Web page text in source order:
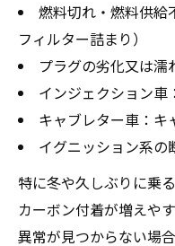
安
始動不可のバ
押しがけが効かな
目
バイクの押し
整理
押しがけ失敗
イント
燃料切れ・燃料供給
フィルター詰まり）
プラグの劣化又は濡
インジェクション車
キャブレター車：キ
イグニッション系の
特に冬や久しぶりに乗
カーボン付着が増えや
異常が見つからない場